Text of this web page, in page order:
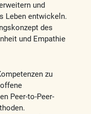
und
Leben entwickeln.
des
und Empathie
zu
Peer-to-Peer-